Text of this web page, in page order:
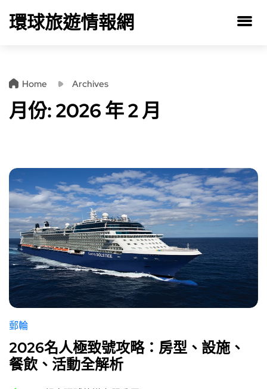
環球旅遊情報網
Home Archives
月份:2026 年 2 月
郵輪
2026名人極致號攻略：房型、設施、
餐飲、活動全解析